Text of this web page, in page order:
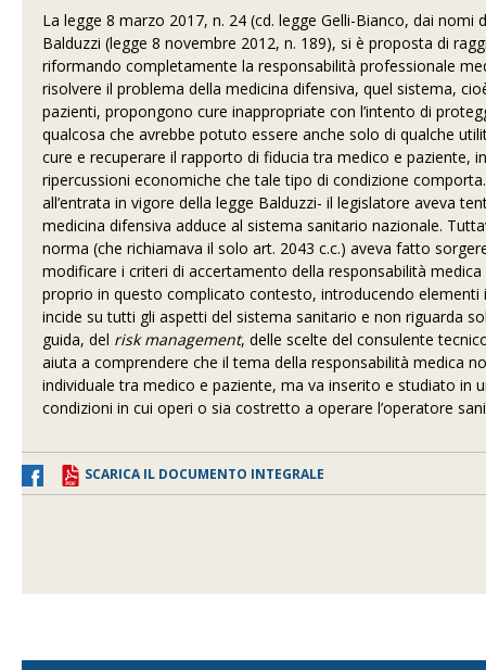
La legge 8 marzo 2017, n. 24 (cd. legge Gelli-Bianco, dai
Balduzzi (legge 8 novembre 2012, n. 189), si è proposta di
riformando completamente la responsabilità professionale
risolvere il problema della medicina difensiva, quel sistema,
pazienti, propongono cure inappropriate con l’intento di
qualcosa che avrebbe potuto essere anche solo di qualche
cure e recuperare il rapporto di fiducia tra medico e paziente,
ripercussioni economiche che tale tipo di condizione
all’entrata in vigore della legge Balduzzi- il legislatore aveva
medicina difensiva adduce al sistema sanitario nazionale.
norma (che richiamava il solo art. 2043 c.c.) aveva fatto
modificare i criteri di accertamento della responsabilità
proprio in questo complicato contesto, introducendo
incide su tutti gli aspetti del sistema sanitario e non riguarda
guida, del risk management, delle scelte del consulente
aiuta a comprendere che il tema della responsabilità medica
individuale tra medico e paziente, ma va inserito e studiato
condizioni in cui operi o sia costretto a operare l’operatore
SCARICA IL DOCUMENTO INTEGRALE